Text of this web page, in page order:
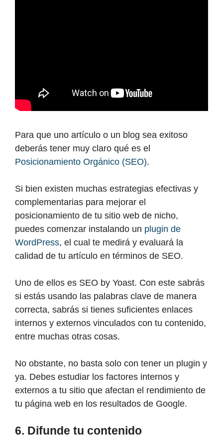
Para que uno artículo o un blog sea exitoso
deberás tener muy claro qué es el
Posicionamiento Orgánico (SEO).
Si bien existen muchas estrategias efectivas y
complementarias para mejorar el
posicionamiento de tu sitio web de nicho,
puedes comenzar instalando un plugin de
WordPress, el cual te medirá y evaluará la
calidad de tu artículo en términos de SEO.
Uno de ellos es SEO by Yoast. Con este sabrás
si estás usando las palabras clave de manera
correcta, sabrás si tienes suficientes enlaces
internos y externos vinculados con tu contenido,
entre muchas otras cosas.
No obstante, no basta solo con tener un plugin y
ya. Debes estudiar los factores internos y
externos a tu sitio que afectan el rendimiento de
tu página web en los resultados de Google.
6. Difunde tu contenido